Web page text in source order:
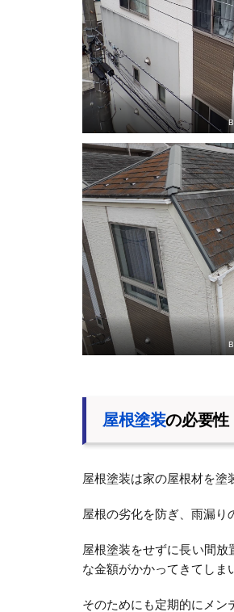
屋根塗装の必要性
屋根塗装は家の屋根材を塗
屋根の劣化を防ぎ、雨漏り
屋根塗装をせずに長い間
な金額がかかってきてしま
そのためにも定期的にメン